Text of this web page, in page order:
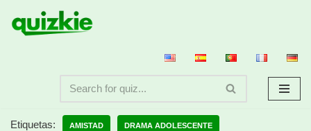
Saltar
Etiquetas: AMISTAD DRAMA ADOLESCENTE